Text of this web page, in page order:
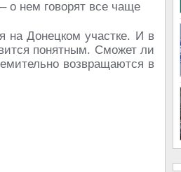
на Донецком участке. И в
понятным. Сможет ли
возвращаются в